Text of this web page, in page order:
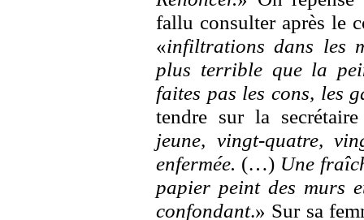
fallu consulter après le
«infiltrations dans les
plus terrible que la
faites pas les cons, les
tendre sur la
jeune, vingt-quatre,
enfermée. (…) Une
papier peint des murs
confondant.» Sur sa